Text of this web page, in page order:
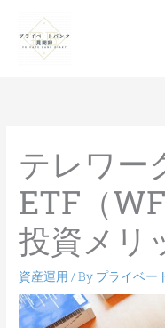
テレワー
ETF（
投資メリ
資産運用 / By プライベー